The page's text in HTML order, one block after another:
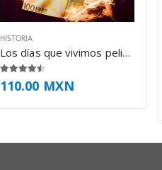
HISTORIA
Los días que vivimos peligrosamente – Mariano Guindal
4.38de 5
110.00 MXN